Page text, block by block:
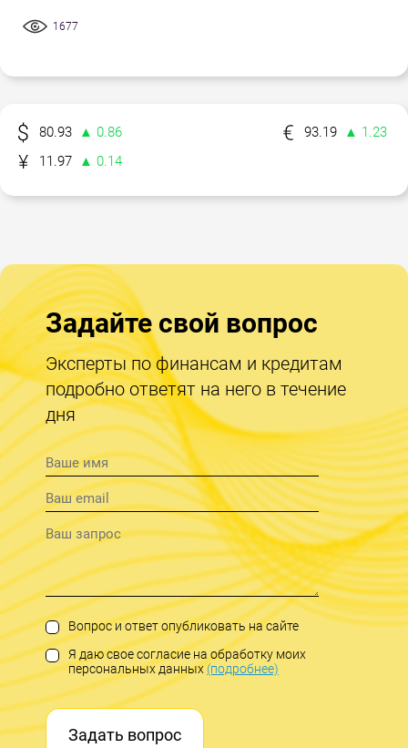
1677
80.93 ▲ 0.86 93.19
▲ 1.23
11.97
▲ 0.14
Задайте свой вопрос
Эксперты по финансам и кредитам
подробно ответят на него в течение
дня
Вопрос и ответ опубликовать на сайте
Я даю свое согласие на обработку моих
персональных данных(подробнее)
Задать вопрос